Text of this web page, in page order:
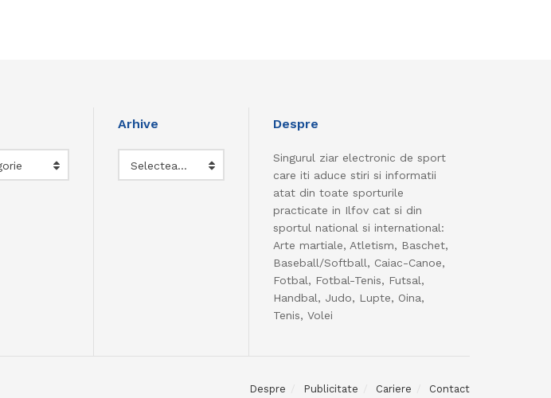
Arhive
Selectează luna
Despre
Singurul ziar electronic de sport
care iti aduce stiri si informatii
atat din toate sporturile
practicate in Ilfov cat si din
sportul national si international:
Arte martiale, Atletism, Baschet,
Baseball/Softball, Caiac-Canoe,
Fotbal, Fotbal-Tenis, Futsal,
Handbal, Judo, Lupte, Oina,
Tenis, Volei
Despre Publicitate Cariere Contact